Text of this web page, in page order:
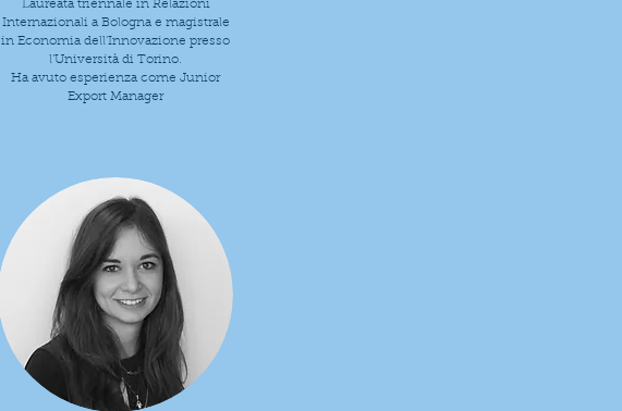
Laureata triennale in Relazioni
Internazionali a Bologna e magistrale
in Economia dell'Innovazione presso
l'Università di Torino.
Ha avuto esperienza come Junior
Export Manager